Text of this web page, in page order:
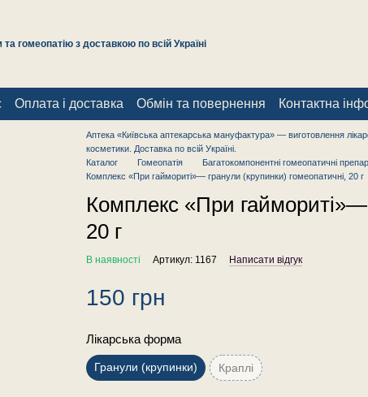
гомеопатію з доставкою по всій Україні
Оплата і доставка Обмін та повернення Контактна
Аптека «Київська аптекарська мануфактура» — виготовлення
косметики. Доставка по всій Україні.
Каталог
Гомеопатія
Багатокомпонентні гомеопатичні
Комплекс «При гаймориті»— гранули (крупинки) гомеопатичні, 20 г
Комплекс «При гаймориті»—
20 г
В наявності Артикул: 1167 Написати відгук
150 грн
Лікарська форма
Гранули (крупинки) Краплі